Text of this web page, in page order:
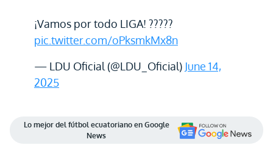
¡Vamos por todo LIGA! ?????
pic.twitter.com/oPksmkMx8n
— LDU Oficial (@LDU_Oficial) June 14,
2025
Lo mejor del fútbol ecuatoriano en Google
News